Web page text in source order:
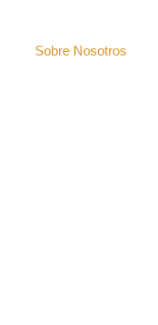
Sobre Nosotros